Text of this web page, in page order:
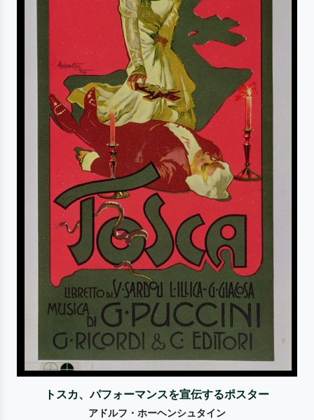
トスカ、パフォーマンスを宣伝するポスター
アドルフ・ホーヘンシュタイン